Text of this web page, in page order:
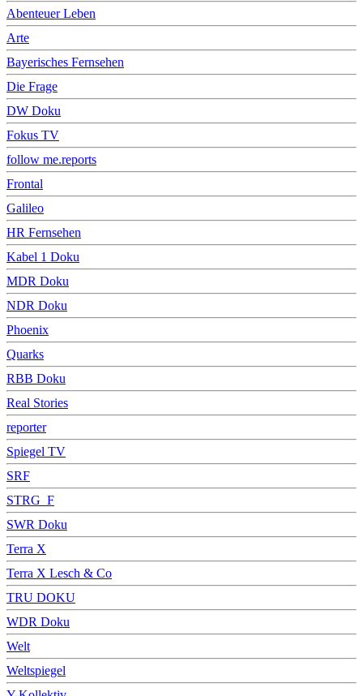
Abenteuer Leben
Arte
Bayerisches Fernsehen
Die Frage
DW Doku
Fokus TV
follow me.reports
Frontal
Galileo
HR Fernsehen
Kabel 1 Doku
MDR Doku
NDR Doku
Phoenix
Quarks
RBB Doku
Real Stories
reporter
Spiegel TV
SRF
STRG_F
SWR Doku
Terra X
Terra X Lesch & Co
TRU DOKU
WDR Doku
Welt
Weltspiegel